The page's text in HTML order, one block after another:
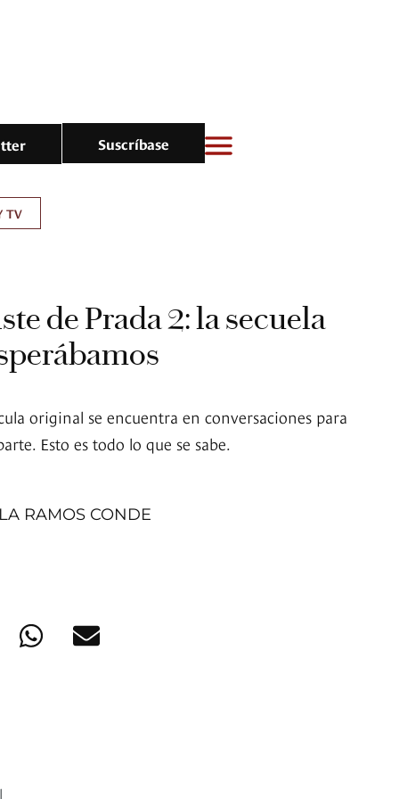
Suscríbase
TV
de Prada 2: la secuela
original se encuentra en conversaciones para
Esto es todo lo que se sabe.
RAMOS CONDE